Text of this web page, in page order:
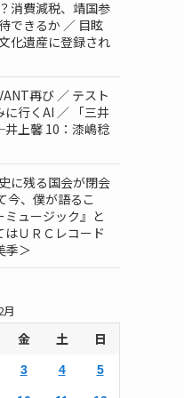
消費減税、靖国参
できるか ／ 目眩
化遺産に登録され
再び ／ テスト
行くAI ／ 「三井
上馨 10：漆嶋稔
に残る国会が閉会
今、僕が語るこ
ュージック』と
ＵＲＣレコード
季＞
金 土 日
3 4 5